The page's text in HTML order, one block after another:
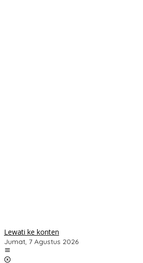
Lewati ke konten
Jumat, 7 Agustus 2026